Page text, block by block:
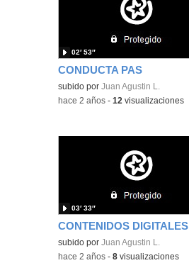
CONDUCTA PAS
Contenido educativo.
subido porJuan Agustin L.
02′ 53″
-hace 2 años -12 visualizaciones
CONTENIDOS DIGITALES
Contenido educativo.
subido porJuan Agustin L.
03′ 33″
-hace 2 años -8 visualizaciones